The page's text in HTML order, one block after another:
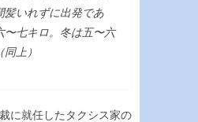
髪いれずに出発であ
〜七キロ。冬は五〜六
上）
に就任したタクシス家の